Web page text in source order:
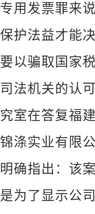
专用发票罪来
保护法益才能
要以骗取国家
司法机关的认
究室在答复福
锦涤实业有限
明确指出：该
是为了显示公